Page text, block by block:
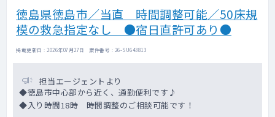
徳島県徳島市／当直 時間調整可能／50床規
模の救急指定なし ●宿日直許可あり●
掲載更新日 : 2026年07月27日 案件番号 : 26-SU643813
担当エージェントより
◆徳島市中心部から近く、通勤便利です♪
◆入り時間18時 時間調整のご相談可能です！